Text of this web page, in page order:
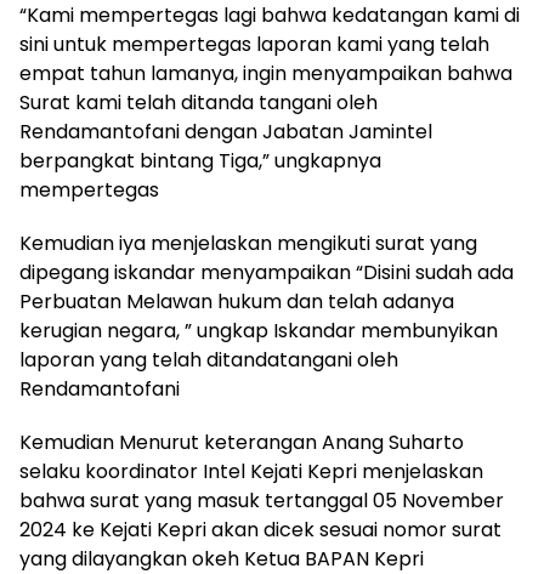
“Kami mempertegas lagi bahwa kedatangan kami di
sini untuk mempertegas laporan kami yang telah
empat tahun lamanya, ingin menyampaikan bahwa
Surat kami telah ditanda tangani oleh
Rendamantofani dengan Jabatan Jamintel
berpangkat bintang Tiga,” ungkapnya
mempertegas
Kemudian iya menjelaskan mengikuti surat yang
dipegang iskandar menyampaikan “Disini sudah ada
Perbuatan Melawan hukum dan telah adanya
kerugian negara, ” ungkap Iskandar membunyikan
laporan yang telah ditandatangani oleh
Rendamantofani
Kemudian Menurut keterangan Anang Suharto
selaku koordinator Intel Kejati Kepri menjelaskan
bahwa surat yang masuk tertanggal 05 November
2024 ke Kejati Kepri akan dicek sesuai nomor surat
yang dilayangkan okeh Ketua BAPAN Kepri